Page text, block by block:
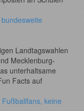
Landtagswahlen
Mecklenburg-
unterhaltsame
Facts auf
keine